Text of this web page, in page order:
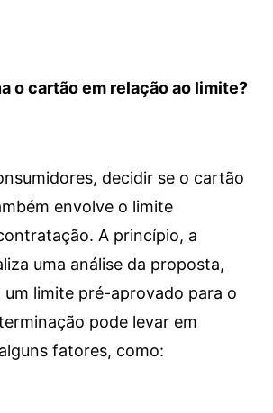
o cartão em relação ao limite?
decidir se o cartão
envolve o limite
A princípio, a
uma análise da proposta,
um limite pré-aprovado para o
pode levar em
fatores, como: